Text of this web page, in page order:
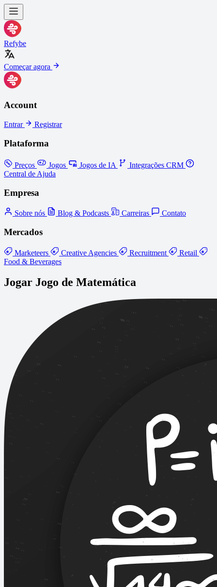
Refybe
Começar agora
Account
Entrar Registrar
Plataforma
Preços Jogos Jogos de IA
Integrações CRM
Central de Ajuda
Empresa
Sobre nós Blog & Podcasts Carreiras Contato
Mercados
Marketeers Creative Agencies Recruitment
Retail
Food & Beverages
Jogar Jogo de Matemática